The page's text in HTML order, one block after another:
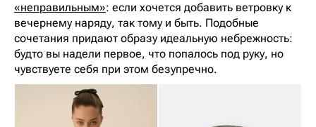
«неправильным»: если хочется добавить ветровку к
вечернему наряду, так тому и быть. Подобные
сочетания придают образу идеальную небрежность:
будто вы надели первое, что попалось под руку, но
чувствуете себя при этом безупречно.